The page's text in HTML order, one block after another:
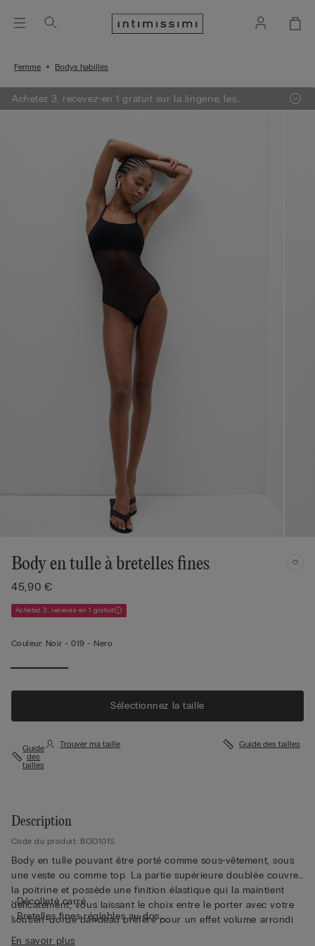
Femme Bodys habillés
Achetez 3, recevez-en 1 gratuit sur la lingerie, les
vêtements de nuit & la maille
Body en tulle à bretelles fines
45,90 €
Achetez 3, recevez-en 1 gratuit
Couleur: Noir -019 - Nero
Sélectionnez la taille
Guide
des
tailles
Trouver ma taille Guide des tailles
Description
Code du produit: BOD101S
Body en tulle pouvant être porté comme sous-vêtement, sous
une veste ou comme top. La partie supérieure doublée couvre
la poitrine et possède une finition élastique qui la maintient
délicatement, vous laissant le choix entre le porter avec votre
soutien-gorge bandeau préféré pour un effet volume arrondi
ou seul lors de vos moments de détente. Son tissu opaque et
• Décolleté carré
• Bretelles fines réglables au dos
En savoir plus